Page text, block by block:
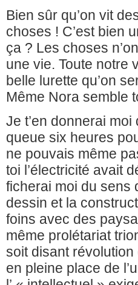
Bien sûr qu’on vit
choses ! C’est bien
ça ? Les choses
une vie. Toute notre
belle lurette qu’on
Même Nora semble
Je t’en donnerai
queue six heures
ne pouvais même
toi l’électricité avait
ficherai moi du sens
dessin et la
foins avec des
même prolétariat
soit disant
en pleine place de